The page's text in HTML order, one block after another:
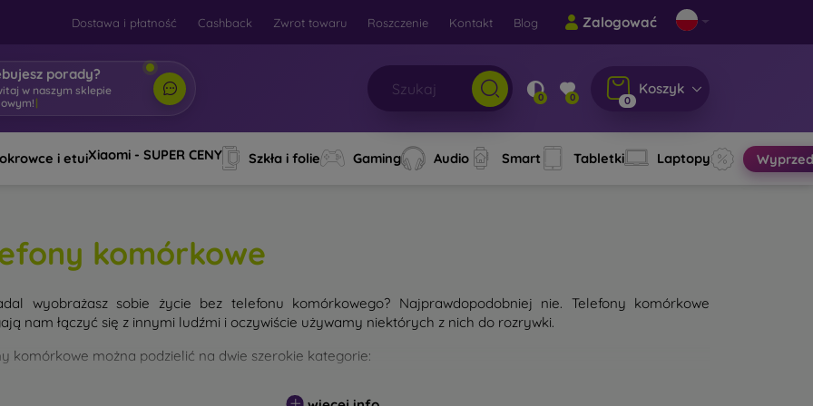
Dostawa i płatność Cashback Zwrot towaru Roszczenie Kontakt Blog Zalogować
porady?
| 0 0 0
Koszyk
i etuiXiaomi - SUPER CENY Szkła i folie Gaming Audio Smart Tabletki Laptopy
komórkowe
wyobrażasz sobie życie bez telefonu komórkowego? Najprawdopodobniej nie. Telefony komórkowe
nam łączyć się z innymi ludźmi i oczywiście używamy niektórych z nich do rozrywki.
komórkowe można podzielić na dwie szerokie kategorie: